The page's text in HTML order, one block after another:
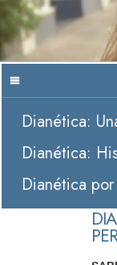
Dianética:
Dianética:
Dianética